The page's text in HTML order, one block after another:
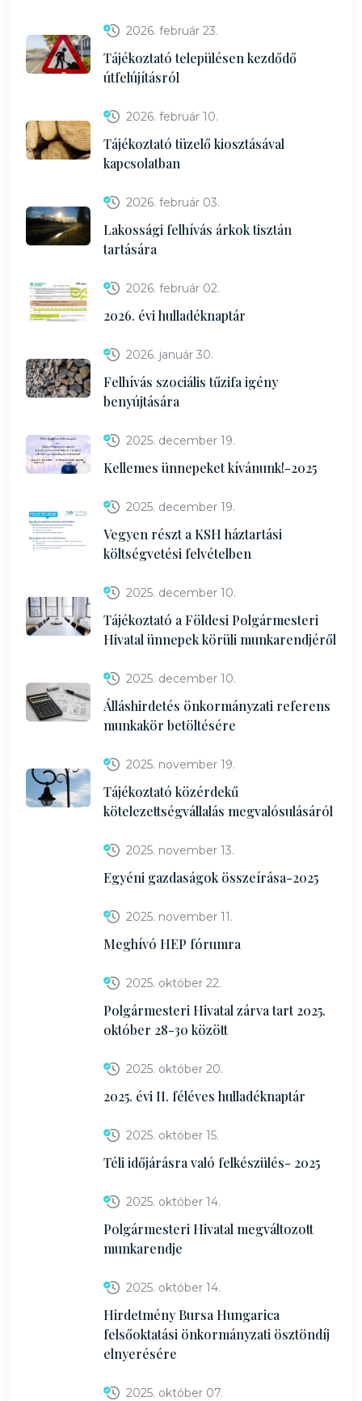
2026. február 23.
Tájékoztató településen kezdődő
útfelújításról
2026. február 10.
Tájékoztató tüzelő kiosztásával
kapcsolatban
2026. február 03.
Lakossági felhívás árkok tisztán
tartására
2026. február 02.
2026. évi hulladéknaptár
2026. január 30.
Felhívás szociális tűzifa igény
benyújtására
2025. december 19.
Kellemes ünnepeket kívánunk!-2025
2025. december 19.
Vegyen részt a KSH háztartási
költségvetési felvételben
2025. december 10.
Tájékoztató a Földesi Polgármesteri
Hivatal ünnepek körüli munkarendjéről
2025. december 10.
Álláshirdetés önkormányzati referens
munkakör betöltésére
2025. november 19.
Tájékoztató közérdekű
kötelezettségvállalás megvalósulásáról
2025. november 13.
Egyéni gazdaságok összeírása-2025
2025. november 11.
Meghívó HEP fórumra
2025. október 22.
Polgármesteri Hivatal zárva tart 2025.
október 28-30 között
2025. október 20.
2025. évi II. féléves hulladéknaptár
2025. október 15.
Téli időjárásra való felkészülés- 2025
2025. október 14.
Polgármesteri Hivatal megváltozott
munkarendje
2025. október 14.
Hirdetmény Bursa Hungarica
felsőoktatási önkormányzati ösztöndíj
elnyerésére
2025. október 07.